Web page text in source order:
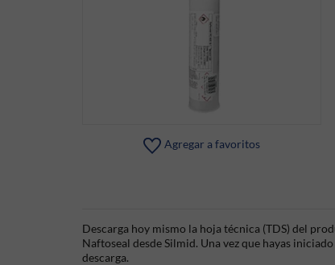
Agregar a favoritos
Descarga hoy mismo la hoja técnica (TDS) del
Naftoseal desde Silmid. Una vez que hayas
descarga.